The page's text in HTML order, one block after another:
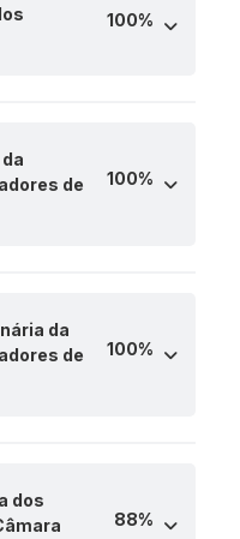
100%
de
100%
da
de
100%
dos
88%